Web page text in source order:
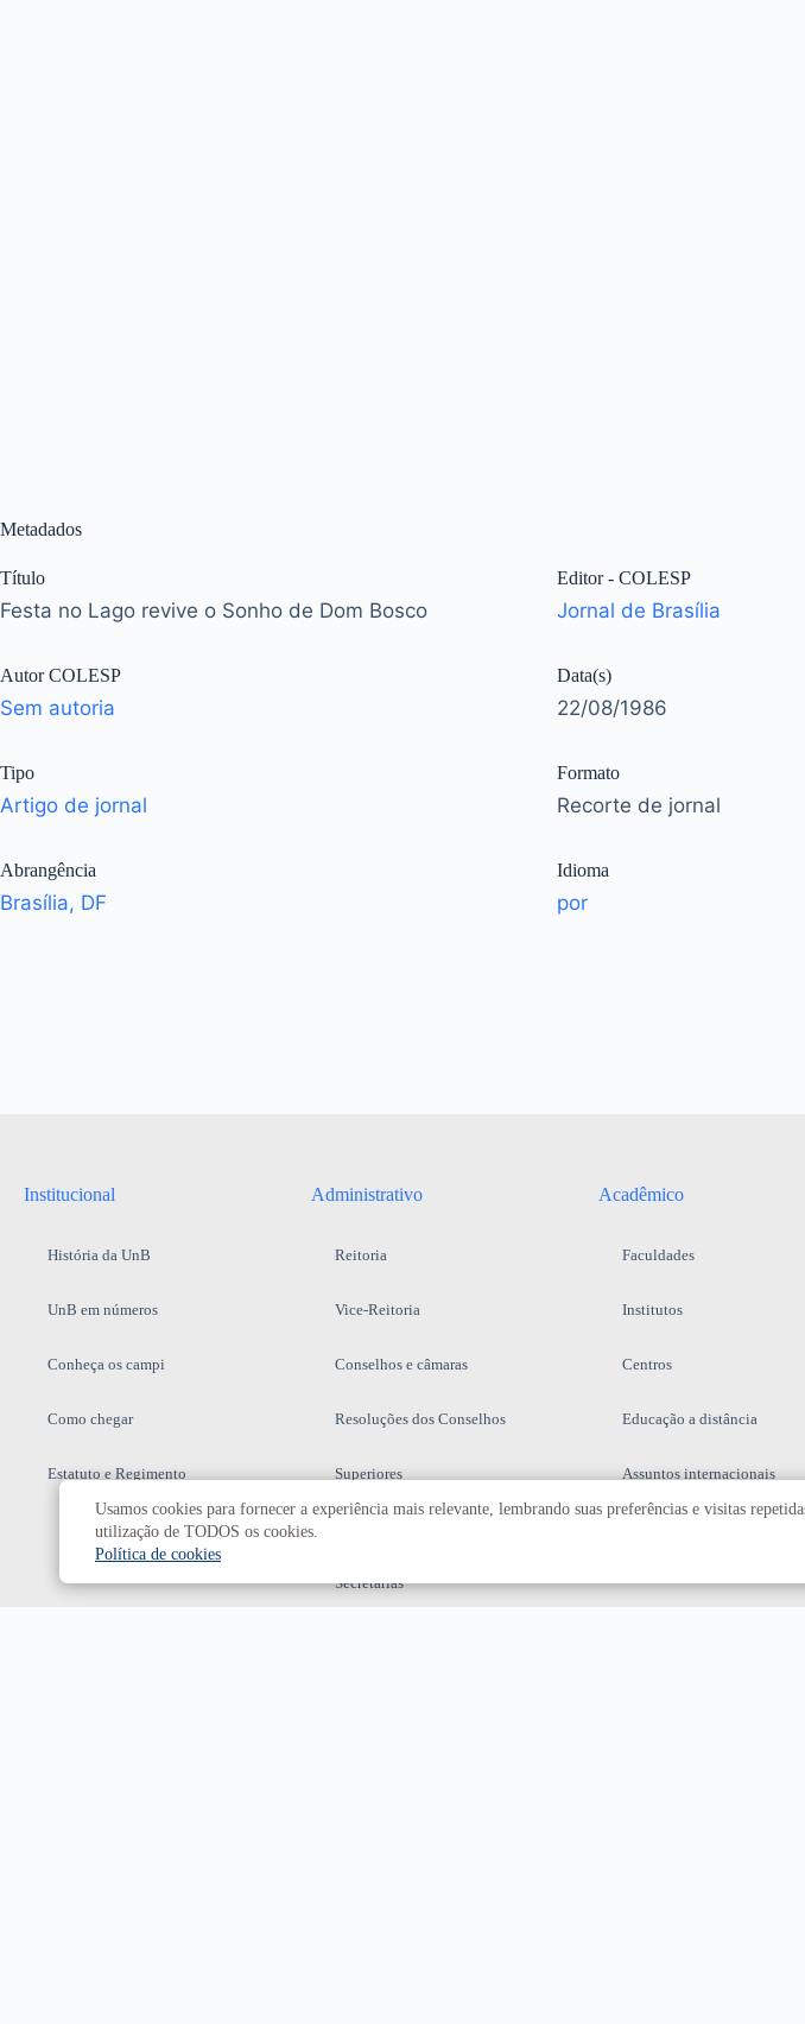
Metadados
Título
Festa no Lago revive o Sonho de Dom Bosco
Autor COLESP
Sem autoria
Tipo
Artigo de jornal
Abrangência
Brasília, DF
Editor - COLESP
Jornal de Brasília
Data(s)
22/08/1986
Formato
Recorte de jornal
Idioma
por
Institucional
História da UnB
UnB em números
Conheça os campi
Como chegar
Estatuto e Regimento
Administrativo
Reitoria
Vice-Reitoria
Conselhos e câmaras
Resoluções dos Conselhos
Superiores
Secretarias
Acadêmico
Faculdades
Institutos
Centros
Educação a distância
Assuntos internacionais
Usamos cookies para fornecer a experiência mais relevante, lembrando suas preferências e visitas
utilização de TODOS os cookies.
Política de cookies